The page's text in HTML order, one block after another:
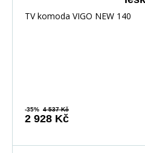
TV komoda VIGO NEW 140
-35% 4 537 Kč
2 928 Kč